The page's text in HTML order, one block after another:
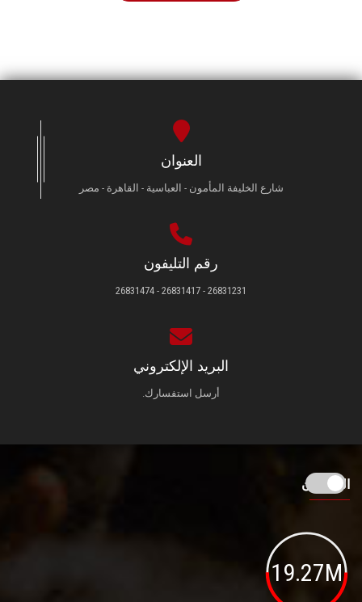
العنوان
شارع الخليفة المأمون - العباسية - القاهرة - مصر
رقم التليفون
26831231 - 26831417 - 26831474
البريد الإلكتروني
أرسل استفسارك.
الزائـرون
19.27M